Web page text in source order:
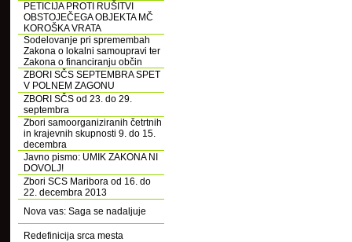
PETICIJA PROTI RUŠITVI
OBSTOJEČEGA OBJEKTA MČ
KOROŠKA VRATA
Sodelovanje pri spremembah
Zakona o lokalni samoupravi ter
Zakona o financiranju občin
ZBORI SČS SEPTEMBRA SPET
V POLNEM ZAGONU
ZBORI SČS od 23. do 29.
septembra
Zbori samoorganiziranih četrtnih
in krajevnih skupnosti 9. do 15.
decembra
Javno pismo: UMIK ZAKONA NI
DOVOLJ!
Zbori SCS Maribora od 16. do
22. decembra 2013
Nova vas: Saga se nadaljuje
Redefinicija srca mesta